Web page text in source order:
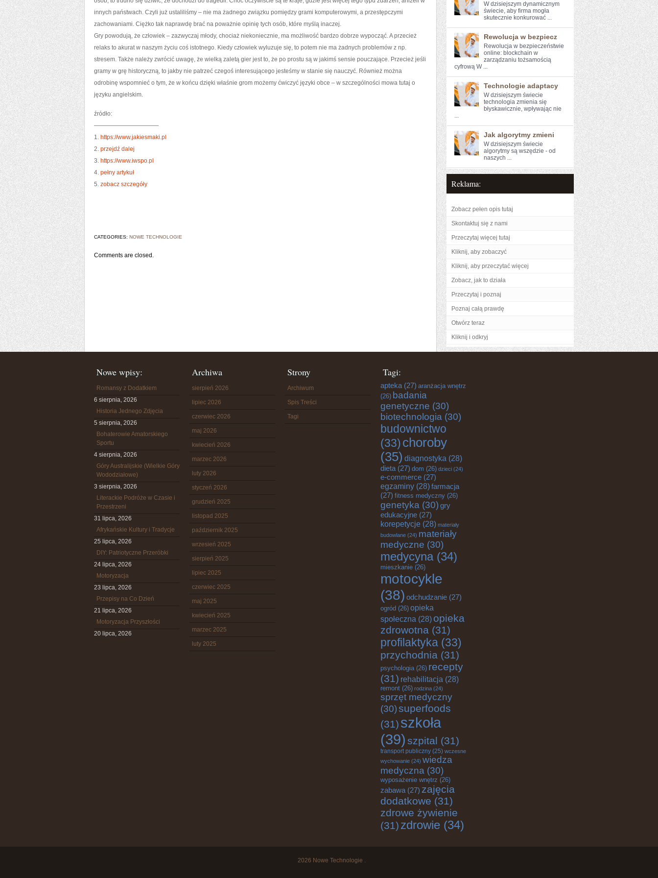
innych państwach. Czyli już ustaliliśmy – nie ma żadnego związku pomiędzy grami komputerowymi, a przestępczymi
zachowaniami. Ciężko tak naprawdę brać na poważnie opinię tych osób, które myślą inaczej.
Gry powodują, że człowiek – zazwyczaj młody, chociaż niekoniecznie, ma możliwość bardzo dobrze wypocząć. A przecież
relaks to akurat w naszym życiu coś istotnego. Kiedy człowiek wyluzuje się, to potem nie ma żadnych problemów z np.
stresem. Także należy zwrócić uwagę, że wielką zaletą gier jest to, że po prostu są w jakimś sensie pouczające. Przecież jeśli
gramy w grę historyczną, to jakby nie patrzeć czegoś interesującego jesteśmy w stanie się nauczyć. Również można
odrobinę wspomnieć o tym, że w końcu dzięki właśnie grom możemy ćwiczyć języki obce – w szczególności mowa tutaj o
języku angielskim.
źródło:
———————————
1. https://www.jakiesmaki.pl
2. przejdź dalej
3. https://www.iwspo.pl
4. pełny artykuł
5. zobacz szczegóły
CATEGORIES: NOWE TECHNOLOGIE
Comments are closed.
W dzisiejszym dynamicznym⁤
świecie, aby⁤ firma mogła
skutecznie konkurować‍ ...
Rewolucja w bezpiecz
Rewolucja w ⁣bezpieczeństwie ​
online: blockchain w
zarządzaniu ‍tożsamością
cyfrową W ...
Technologie adaptacy
W dzisiejszym świecie
technologia ‍zmienia się
błyskawicznie, wpływając nie
...
Jak algorytmy zmieni
W dzisiejszym świecie
algorytmy są wszędzie - od
naszych ...
Reklama:
Zobacz pełen opis tutaj
Skontaktuj się z nami
Przeczytaj więcej tutaj
Kliknij, aby zobaczyć
Kliknij, aby przeczytać więcej
Zobacz, jak to działa
Przeczytaj i poznaj
Poznaj całą prawdę
Otwórz teraz
Kliknij i odkryj
Nowe wpisy:
Romansy z Dodatkiem
6 sierpnia, 2026
Historia Jednego Zdjęcia
5 sierpnia, 2026
Bohaterowie Amatorskiego
Sportu
4 sierpnia, 2026
Góry Australijskie (Wielkie Góry
Wododziałowe)
3 sierpnia, 2026
Literackie Podróże w Czasie i
Przestrzeni
31 lipca, 2026
Afrykańskie Kultury i Tradycje
25 lipca, 2026
DIY: Patriotyczne Przeróbki
24 lipca, 2026
Motoryzacja
23 lipca, 2026
Przepisy na Co Dzień
21 lipca, 2026
Motoryzacja Przyszłości
20 lipca, 2026
Archiwa
sierpień 2026
lipiec 2026
czerwiec 2026
maj 2026
kwiecień 2026
marzec 2026
luty 2026
styczeń 2026
grudzień 2025
listopad 2025
październik 2025
wrzesień 2025
sierpień 2025
lipiec 2025
czerwiec 2025
maj 2025
kwiecień 2025
marzec 2025
luty 2025
Strony
Archiwum
Spis Treści
Tagi
Tagi:
apteka (27) aranżacja wnętrz
(26) badania
genetyczne (30)
biotechnologia (30)
budownictwo
(33)choroby
(35) diagnostyka (28)
dieta (27) dom (26) dzieci (24)
e-commerce (27)
egzaminy (28)farmacja
(27) fitness medyczny (26)
genetyka (30) gry
edukacyjne (27)
korepetycje (28) materiały
budowlane (24) materiały
medyczne (30)
medycyna(34)
mieszkanie (26)
motocykle
(38) odchudzanie (27)
ogród (26) opieka
społeczna (28) opieka
zdrowotna (31)
profilaktyka (33)
przychodnia (31)
psychologia(26) recepty
(31) rehabilitacja (28)
remont (26) rodzina (24)
sprzęt medyczny
(30)superfoods
(31) szkoła
(39) szpital (31)
transport publiczny (25) wczesne
wychowanie (24) wiedza
medyczna (30)
wyposażenie wnętrz (26)
zabawa (27) zajęcia
dodatkowe (31)
zdrowe żywienie
(31) zdrowie (34)
2026 Nowe Technologie .